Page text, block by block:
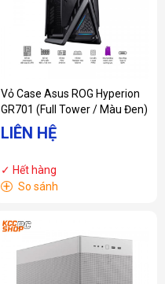
Vỏ Case Asus ROG Hyperion
GR701 (Full Tower / Màu Đen)
LIÊN HỆ
✓ Hết hàng
+ So sánh